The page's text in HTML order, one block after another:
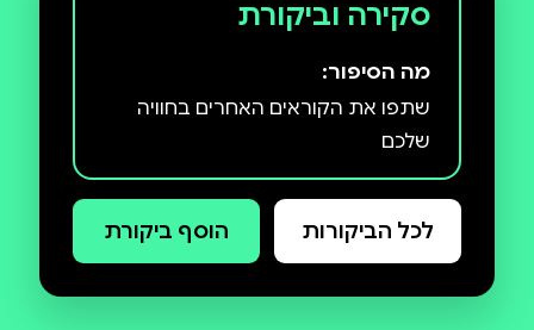
סקירה וביקורת
מה הסיפור:
שתפו את הקוראים האחרים בחוויה
שלכם
לכל הביקורות הוסף ביקורת